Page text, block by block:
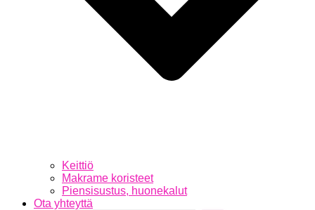
Keittiö
Makrame koristeet
Piensisustus, huonekalut
Ota yhteyttä